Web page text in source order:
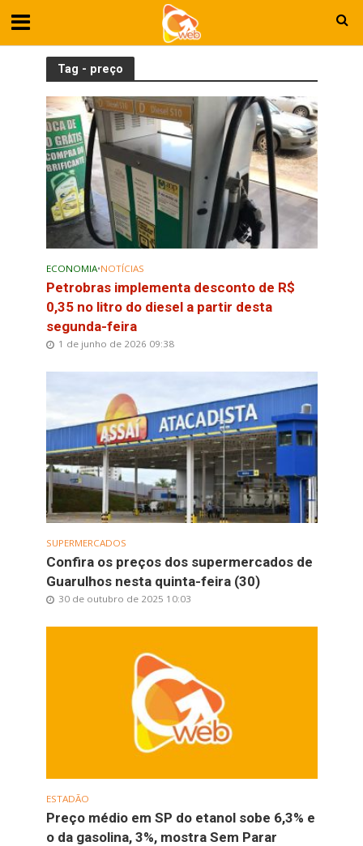
Tag - preço
ECONOMIA•NOTÍCIAS
Petrobras implementa desconto de R$
0,35 no litro do diesel a partir desta
segunda-feira
1 de junho de 2026 09:38
SUPERMERCADOS
Confira os preços dos supermercados de
Guarulhos nesta quinta-feira (30)
30 de outubro de 2025 10:03
ESTADÃO
Preço médio em SP do etanol sobe 6,3% e
o da gasolina, 3%, mostra Sem Parar